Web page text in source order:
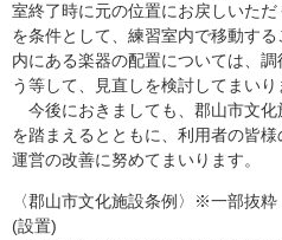
室終了時に元の位置にお戻しいた
を条件として、練習室内で移動す
内にある楽器の配置については、
う等して、見直しを検討してまいり
今後におきましても、郡山市文化
を踏まえるとともに、利用者の皆
運営の改善に努めてまいります。
〈郡山市文化施設条例〉※一部抜粋
(設置)